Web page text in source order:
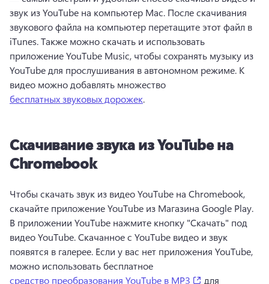
звук из YouTube на компьютер Mac. После скачивания
звукового файла на компьютер перетащите этот файл в
iTunes. Также можно скачать и использовать
приложение YouTube Music, чтобы сохранять музыку из
YouTube для прослушивания в автономном режиме. К
видео можно добавлять множество
бесплатных звуковых дорожек.
Скачивание звука из YouTube на
Chromebook
Чтобы скачать звук из видео YouTube на Chromebook,
В приложении YouTube нажмите кнопку "Скачать" под
видео YouTube. Скачанное с YouTube видео и звук
появятся в галерее. Если у вас нет приложения YouTube,
можно использовать бесплатное
средство преобразования YouTube в MP3
(opens in a
для